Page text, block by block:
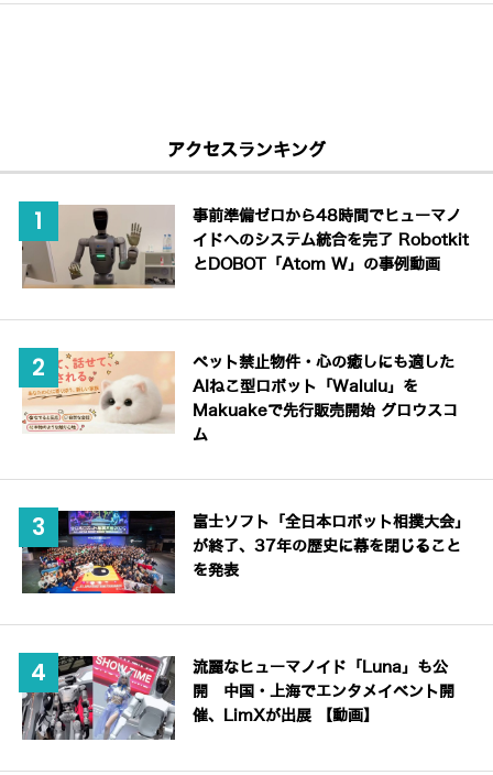
アクセスランキング
事前準備ゼロから48時間でヒューマノ
イドへのシステム統合を完了 Robotkit
とDOBOT「Atom W」の事例動画
ペット禁止物件・心の癒しにも適した
AIねこ型ロボット「Walulu」を
Makuakeで先行販売開始 グロウスコ
ム
富士ソフト「全日本ロボット相撲大会」
が終了、37年の歴史に幕を閉じること
を発表
流麗なヒューマノイド「Luna」も公
開 中国・上海でエンタメイベント開
催、LimXが出展 【動画】